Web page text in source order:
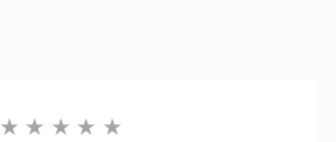
★★★★★